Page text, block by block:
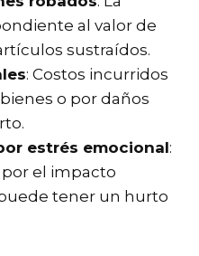
al valor de
sustraídos.
: Costos incurridos
o por daños
estrés emocional:
el impacto
tener un hurto